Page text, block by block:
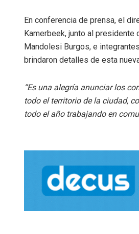
En conferencia de prensa, el
Kamerbeek, junto al presidente
Mandolesi Burgos, e
brindaron detalles de esta
“Es una alegría anunciar los
todo el territorio de la ciudad,
todo el año trabajando en